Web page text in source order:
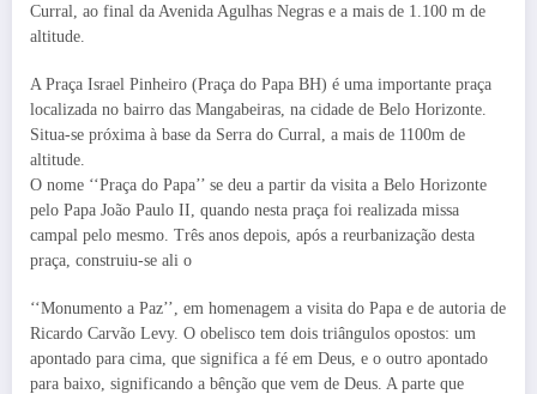
Curral, ao final da Avenida Agulhas Negras e a mais de 1.100 m de
altitude.
A Praça Israel Pinheiro (Praça do Papa BH) é uma importante praça
localizada no bairro das Mangabeiras, na cidade de Belo Horizonte.
Situa-se próxima à base da Serra do Curral, a mais de 1100m de
altitude.
O nome ‘‘Praça do Papa’’ se deu a partir da visita a Belo Horizonte
pelo Papa João Paulo II, quando nesta praça foi realizada missa
campal pelo mesmo. Três anos depois, após a reurbanização desta
praça, construiu-se ali o
‘‘Monumento a Paz’’, em homenagem a visita do Papa e de autoria de
Ricardo Carvão Levy. O obelisco tem dois triângulos opostos: um
apontado para cima, que significa a fé em Deus, e o outro apontado
para baixo, significando a bênção que vem de Deus. A parte que